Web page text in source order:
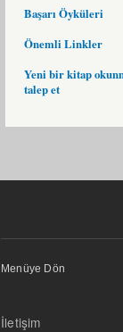
Başarı Öyküleri
Önemli Linkler
Yeni bir kitap
talep et
Menüye Dön
İletişim